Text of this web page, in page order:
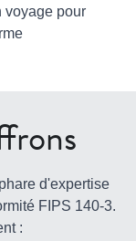
voyage pour
d'expertise
FIPS 140-3.
: